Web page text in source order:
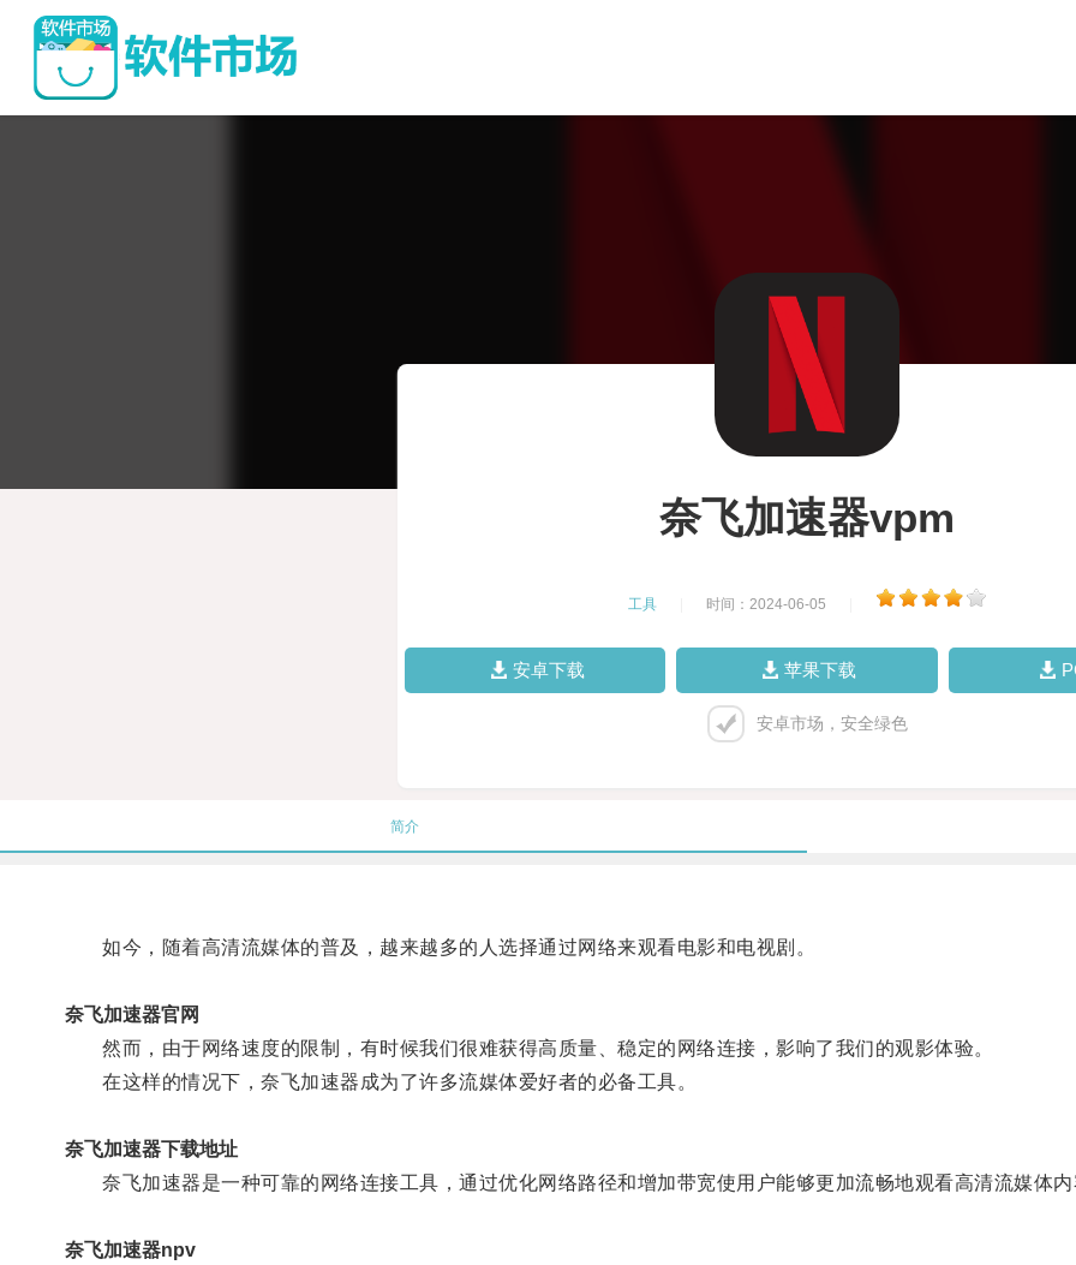
奈飞加速器vpm
工具 时间：2024-06-05
安卓下载 苹果下载
安卓市场，安全绿色
简介
如今，随着高清流媒体的普及，越来越多的人选择通过网络来观看电影和电视剧。
奈飞加速器官网
然而，由于网络速度的限制，有时候我们很难获得高质量、稳定的网络连接，影响了我们的观影体验。
在这样的情况下，奈飞加速器成为了许多流媒体爱好者的必备工具。
奈飞加速器下载地址
奈飞加速器是一种可靠的网络连接工具，通过优化网络路径和增加带宽使用户能够更加流畅地观看高清流媒体内
奈飞加速器npv